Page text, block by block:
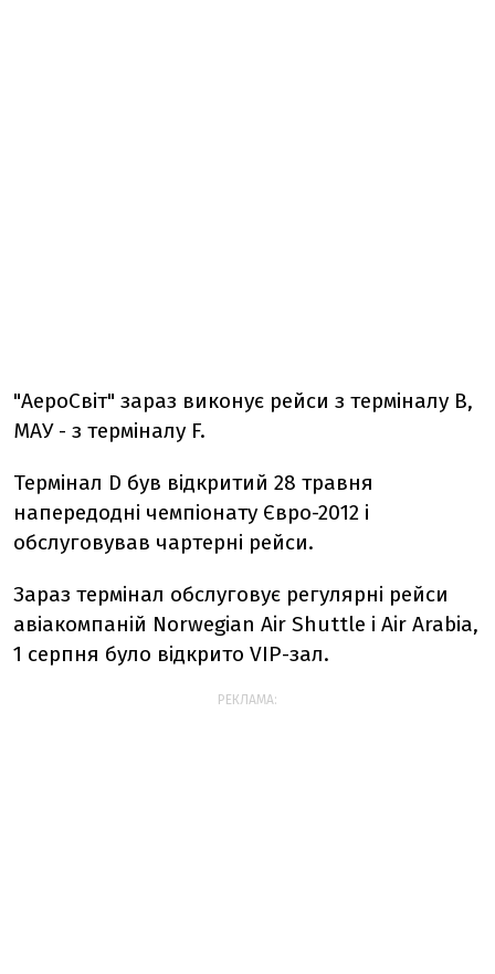
"АероСвіт" зараз виконує рейси з терміналу B,
МАУ - з терміналу F.
Термінал D був відкритий 28 травня
напередодні чемпіонату Євро-2012 і
обслуговував чартерні рейси.
Зараз термінал обслуговує регулярні рейси
авіакомпаній Norwegian Air Shuttle і Air Arabia,
1 серпня було відкрито VIP-зал.
РЕКЛАМА: